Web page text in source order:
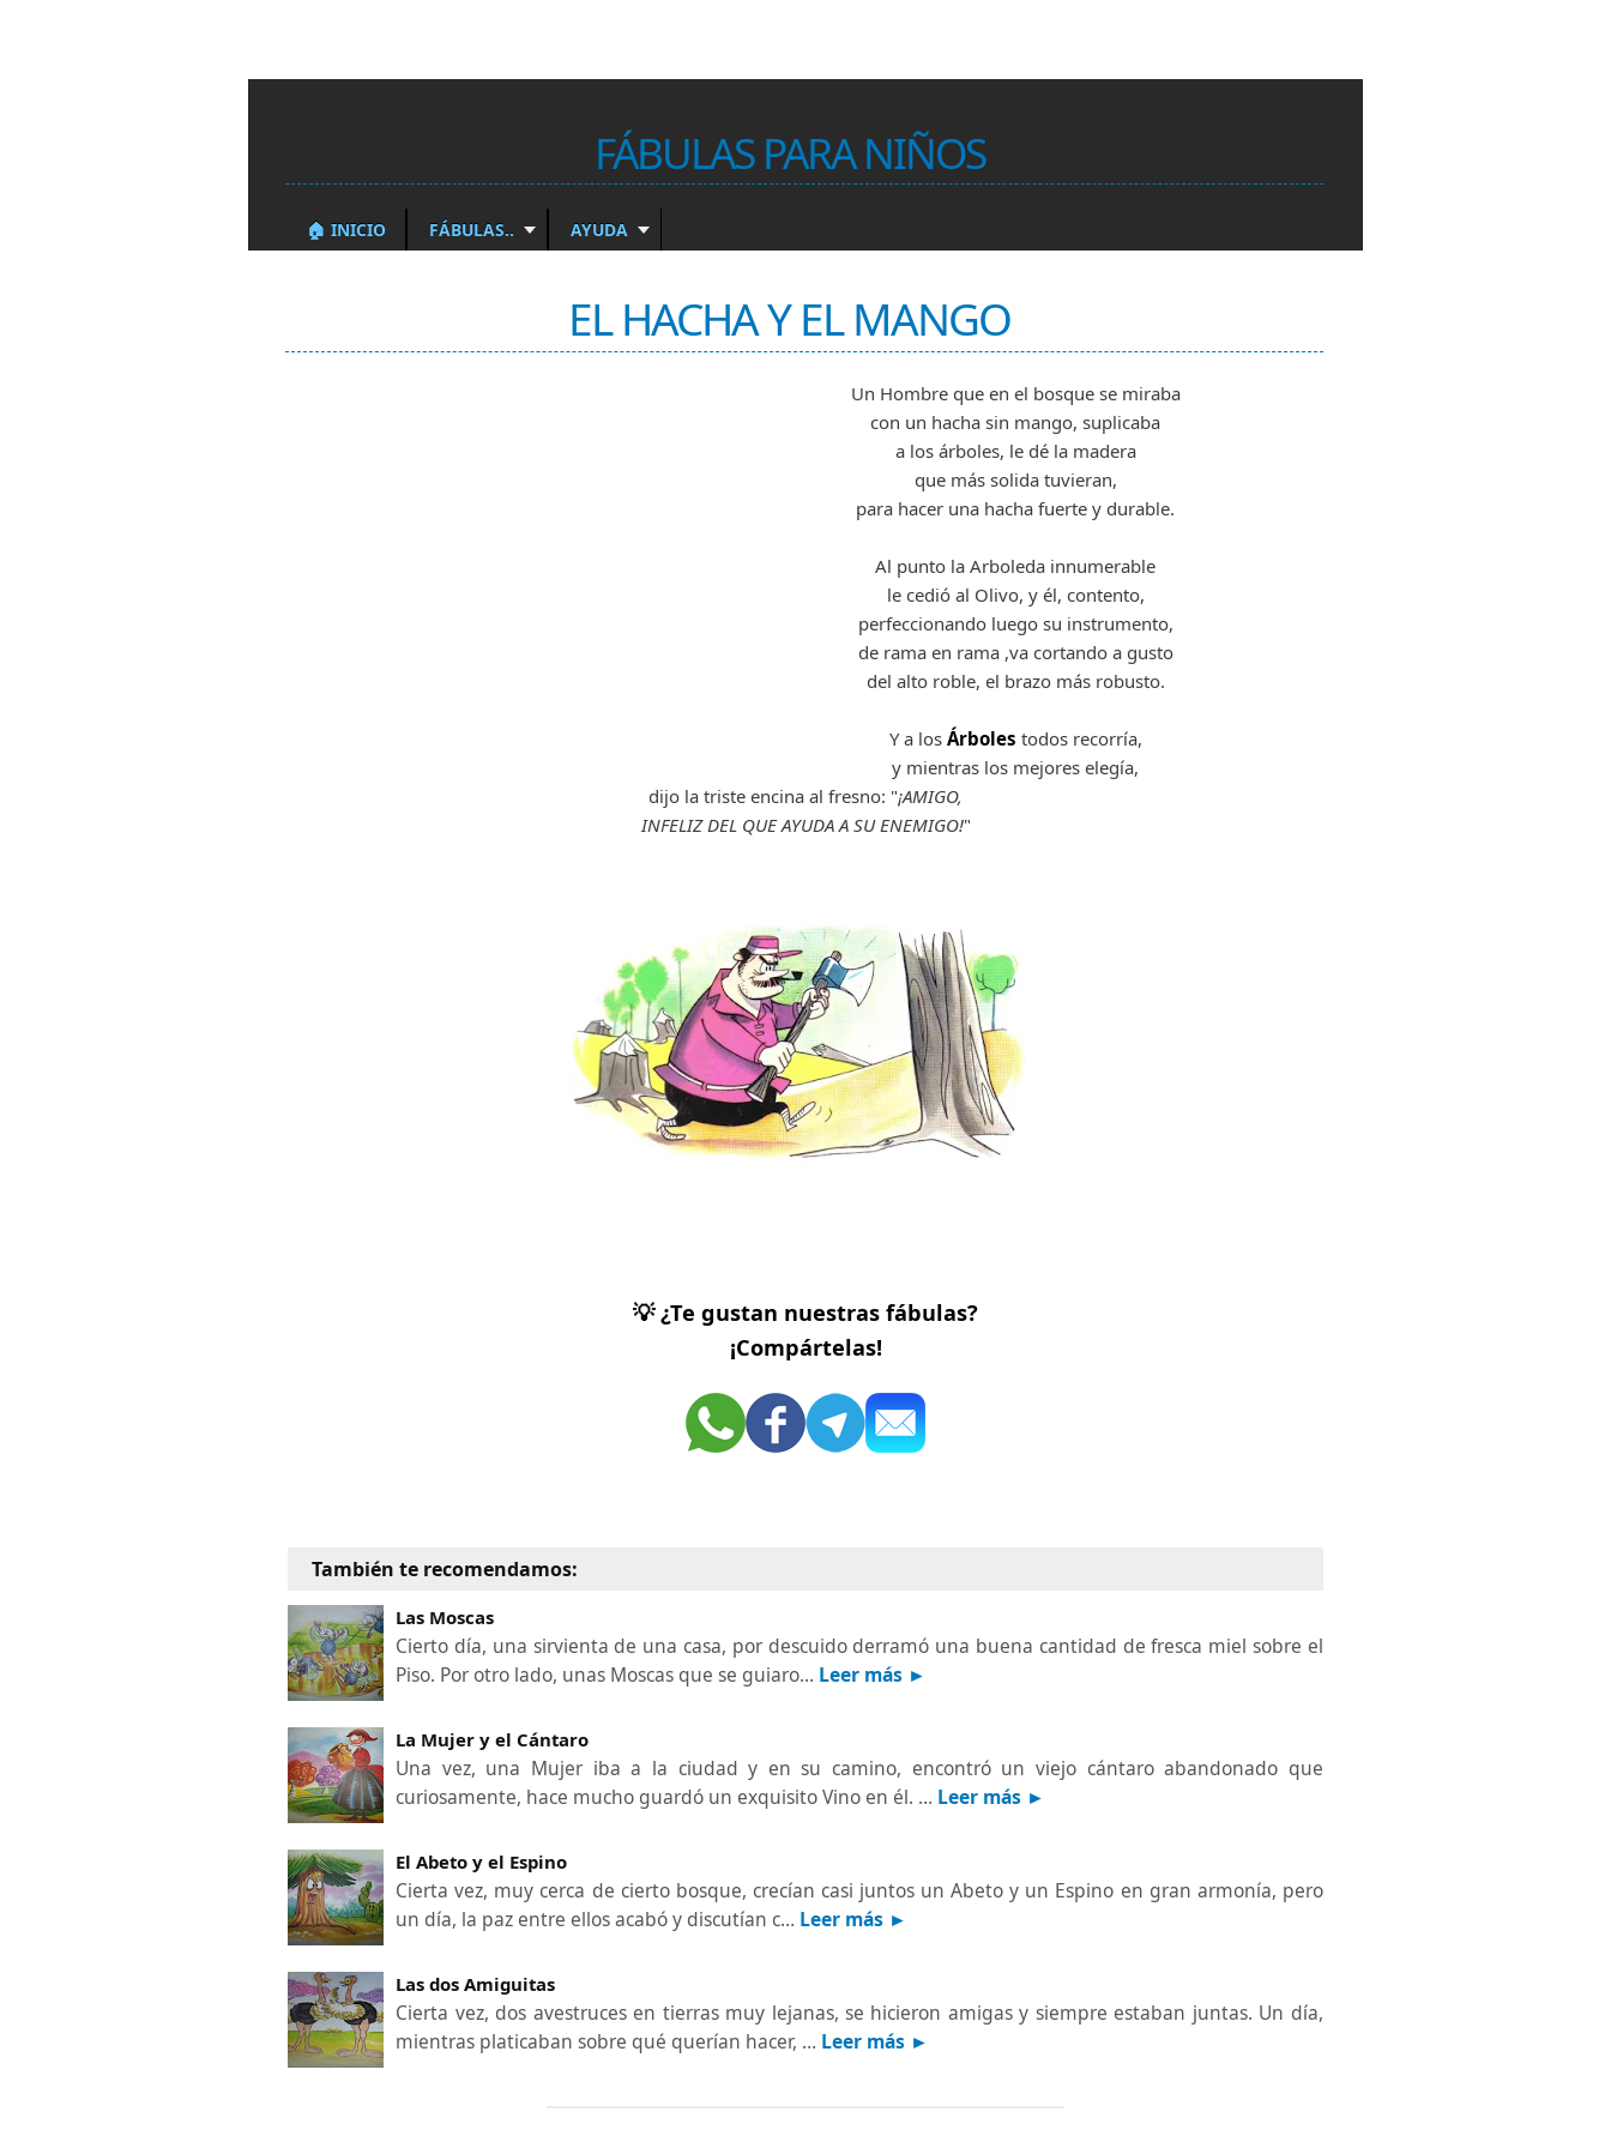
FÁBULAS PARA NIÑOS
🏠 INICIO FÁBULAS.. AYUDA
EL HACHA Y EL MANGO
Un Hombre que en el bosque se miraba
con un hacha sin mango, suplicaba
a los árboles, le dé la madera
que más solida tuvieran,
para hacer una hacha fuerte y durable.
Al punto la Arboleda innumerable
le cedió al Olivo, y él, contento,
perfeccionando luego su instrumento,
de rama en rama ,va cortando a gusto
del alto roble, el brazo más robusto.
Y a los Árboles todos recorría,
y mientras los mejores elegía,
dijo la triste encina al fresno: "¡AMIGO,
INFELIZ DEL QUE AYUDA A SU ENEMIGO!"
💡 ¿Te gustan nuestras fábulas?
¡Compártelas!
También te recomendamos:
Las Moscas
Cierto día, una sirvienta de una casa, por descuido derramó una buena cantidad de fresca miel sobre el
Piso. Por otro lado, unas Moscas que se guiaro… Leer más ►
La Mujer y el Cántaro
Una vez, una Mujer iba a la ciudad y en su camino, encontró un viejo cántaro abandonado que
curiosamente, hace mucho guardó un exquisito Vino en él. … Leer más ►
El Abeto y el Espino
Cierta vez, muy cerca de cierto bosque, crecían casi juntos un Abeto y un Espino en gran armonía, pero
un día, la paz entre ellos acabó y discutían c… Leer más ►
Las dos Amiguitas
Cierta vez, dos avestruces en tierras muy lejanas, se hicieron amigas y siempre estaban juntas. Un día,
mientras platicaban sobre qué querían hacer, … Leer más ►